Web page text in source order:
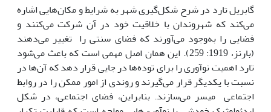
گابریل تارد در شرح شکل‌گیری شهر به شرایط و مکان‌هایی اشاره
می‌کند که شهروندان با خلاقیت خود در آن شرکت می‌کنند و
فضایی را به‌وجود می‌آورند که فضای سنتی را تغییر می‌دهند
(بارنز، 1919: 259). این همان اصل مهمی است که باعث می‌شود
تارد اهمیت نوآوری را برای توده‌ها در جایی قرار دهد که آن‌ها در
نسبت با یکدیگر قرار می‌گیرند و روندی از امور ممکن را در روابط
اجتماعی میسر می‌سازند. بنابراین، فضای اجتماعی، در شکل